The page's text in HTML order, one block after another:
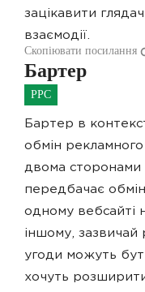
зацікавити
взаємодії.
Скопіювати посилання
Бартер
PPC
Бартер в
обмін
двома
передбачає
одному вебсайті
іншому, зазвичай
угоди можуть
хочуть